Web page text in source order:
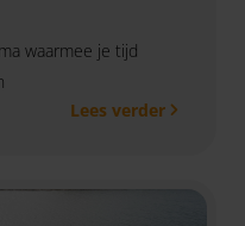
waarmee je tijd
Lees verder